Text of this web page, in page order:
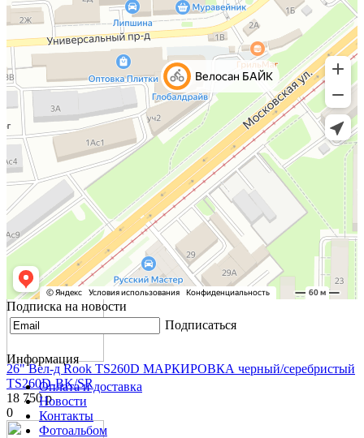
Куртка текстильная FORTRESS BLACK/grey ( 3XL (56))
17 990 р
26" Вел-д Rook TS260D МАРКИРОВКА черный/желтый
TS260D-BK/YW
18 750 р
0
26" Вел-д Rook TS260D МАРКИРОВКА черный/серебристый
TS260D-BK/SR
18 750 р
0
Подписка на новости
Подписаться
Информация
Оплата и доставка
Новости
Контакты
Фотоальбом